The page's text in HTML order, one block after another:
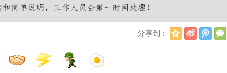
分享到 :
Q
新
浪
腾
讯